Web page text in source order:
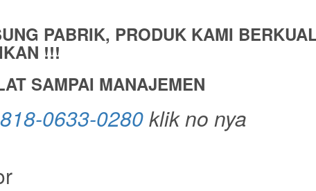
PABRIK, PRODUK KAMI
!!!
SAMPAI MANAJEMEN
0633-0280klik no nya